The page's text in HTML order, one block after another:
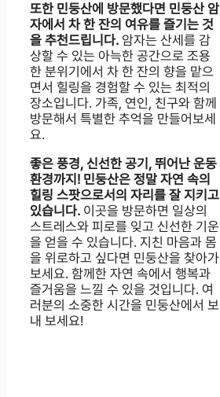
또한 민둥산에 방문했다면 민둥산 암
자에서 차 한 잔의 여유를 즐기는 것
을 추천드립니다. 암자는 산세를 감
상할 수 있는 아늑한 공간으로 조용
한 분위기에서 차 한 잔의 향을 맡으
면서 힐링을 경험할 수 있는 최적의
장소입니다. 가족, 연인, 친구와 함께
방문해서 특별한 추억을 만들어보세
요.
좋은 풍경, 신선한 공기, 뛰어난 운동
환경까지! 민둥산은 정말 자연 속의
힐링 스팟으로서의 자리를 잘 지키고
있습니다. 이곳을 방문하면 일상의
스트레스와 피로를 잊고 신선한 기운
을 얻을 수 있습니다. 지친 마음과 몸
을 위로하고 싶다면 민둥산을 찾아가
보세요. 함께한 자연 속에서 행복과
즐거움을 느낄 수 있을 것입니다. 여
러분의 소중한 시간을 민둥산에서 보
내 보세요!